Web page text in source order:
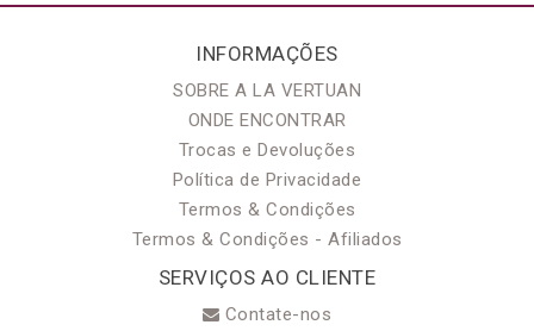
INFORMAÇÕES
SOBRE A LA VERTUAN
ONDE ENCONTRAR
Trocas e Devoluções
Política de Privacidade
Termos & Condições
Termos & Condições - Afiliados
SERVIÇOS AO CLIENTE
Contate-nos